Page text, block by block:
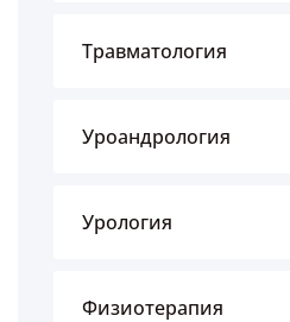
Травматология
Уроандрология
Урология
Физиотерапия